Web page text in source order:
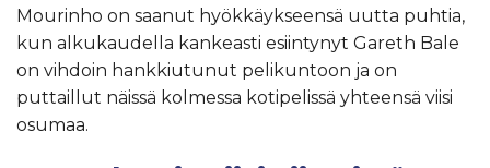
Mourinho on saanut hyökkäykseensä uutta puhtia,
kun alkukaudella kankeasti esiintynyt Gareth Bale
on vihdoin hankkiutunut pelikuntoon ja on
puttaillut näissä kolmessa kotipelissä yhteensä viisi
osumaa.